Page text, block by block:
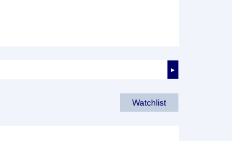
►
Watchlist